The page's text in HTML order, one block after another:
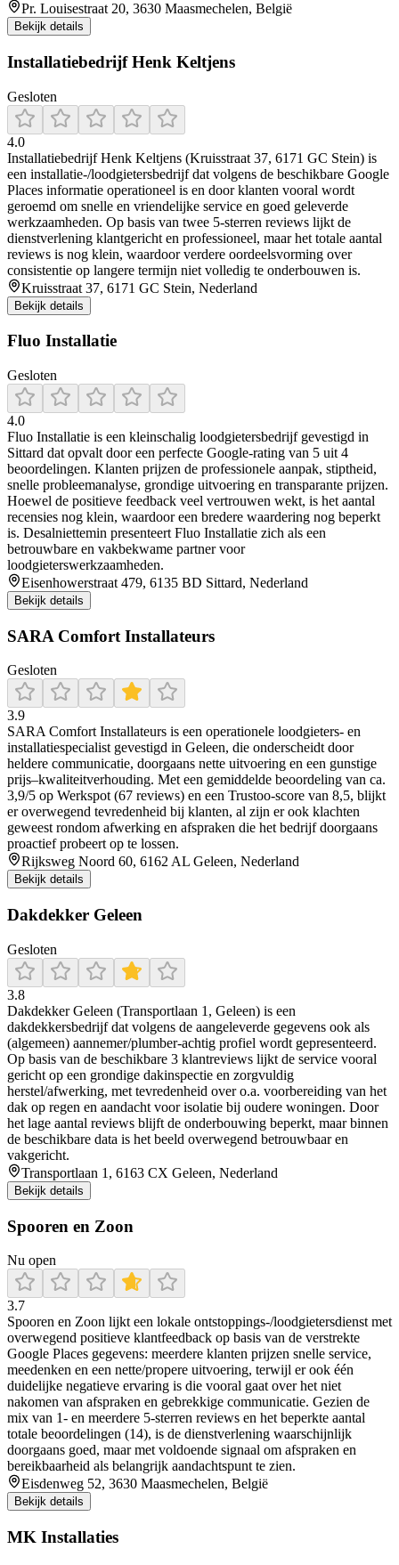
Pr. Louisestraat 20, 3630 Maasmechelen, België
Bekijk details
Installatiebedrijf Henk Keltjens
Gesloten
4.0
Installatiebedrijf Henk Keltjens (Kruisstraat 37, 6171 GC Stein) is
een installatie-/loodgietersbedrijf dat volgens de beschikbare Google
Places informatie operationeel is en door klanten vooral wordt
geroemd om snelle en vriendelijke service en goed geleverde
werkzaamheden. Op basis van twee 5-sterren reviews lijkt de
dienstverlening klantgericht en professioneel, maar het totale aantal
reviews is nog klein, waardoor verdere oordeelsvorming over
consistentie op langere termijn niet volledig te onderbouwen is.
Kruisstraat 37, 6171 GC Stein, Nederland
Bekijk details
Fluo Installatie
Gesloten
4.0
Fluo Installatie is een kleinschalig loodgietersbedrijf gevestigd in
Sittard dat opvalt door een perfecte Google-rating van 5 uit 4
beoordelingen. Klanten prijzen de professionele aanpak, stiptheid,
snelle probleemanalyse, grondige uitvoering en transparante prijzen.
Hoewel de positieve feedback veel vertrouwen wekt, is het aantal
recensies nog klein, waardoor een bredere waardering nog beperkt
is. Desalniettemin presenteert Fluo Installatie zich als een
betrouwbare en vakbekwame partner voor
loodgieterswerkzaamheden.
Eisenhowerstraat 479, 6135 BD Sittard, Nederland
Bekijk details
SARA Comfort Installateurs
Gesloten
3.9
SARA Comfort Installateurs is een operationele loodgieters- en
installatiespecialist gevestigd in Geleen, die onderscheidt door
heldere communicatie, doorgaans nette uitvoering en een gunstige
prijs–kwaliteitverhouding. Met een gemiddelde beoordeling van ca.
3,9/5 op Werkspot (67 reviews) en een Trustoo-score van 8,5, blijkt
er overwegend tevredenheid bij klanten, al zijn er ook klachten
geweest rondom afwerking en afspraken die het bedrijf doorgaans
proactief probeert op te lossen.
Rijksweg Noord 60, 6162 AL Geleen, Nederland
Bekijk details
Dakdekker Geleen
Gesloten
3.8
Dakdekker Geleen (Transportlaan 1, Geleen) is een
dakdekkersbedrijf dat volgens de aangeleverde gegevens ook als
(algemeen) aannemer/plumber-achtig profiel wordt gepresenteerd.
Op basis van de beschikbare 3 klantreviews lijkt de service vooral
gericht op een grondige dakinspectie en zorgvuldig
herstel/afwerking, met tevredenheid over o.a. voorbereiding van het
dak op regen en aandacht voor isolatie bij oudere woningen. Door
het lage aantal reviews blijft de onderbouwing beperkt, maar binnen
de beschikbare data is het beeld overwegend betrouwbaar en
vakgericht.
Transportlaan 1, 6163 CX Geleen, Nederland
Bekijk details
Spooren en Zoon
Nu open
3.7
Spooren en Zoon lijkt een lokale ontstoppings-/loodgietersdienst met
overwegend positieve klantfeedback op basis van de verstrekte
Google Places gegevens: meerdere klanten prijzen snelle service,
meedenken en een nette/propere uitvoering, terwijl er ook één
duidelijke negatieve ervaring is die vooral gaat over het niet
nakomen van afspraken en gebrekkige communicatie. Gezien de
mix van 1- en meerdere 5-sterren reviews en het beperkte aantal
totale beoordelingen (14), is de dienstverlening waarschijnlijk
doorgaans goed, maar met voldoende signaal om afspraken en
bereikbaarheid als belangrijk aandachtspunt te zien.
Eisdenweg 52, 3630 Maasmechelen, België
Bekijk details
MK Installaties